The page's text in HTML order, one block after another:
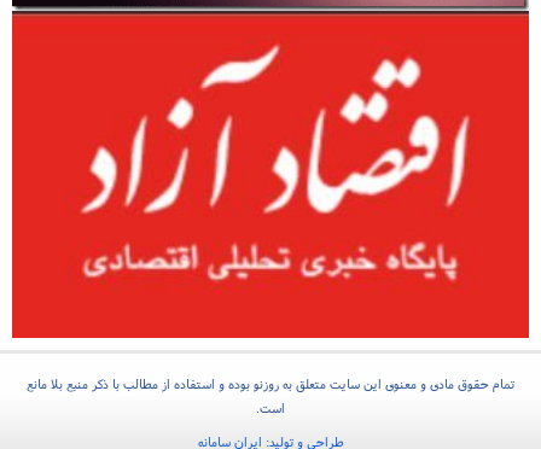
تمام حقوق مادی و معنوی این سایت متعلق به روزنو بوده و استفاده از مطالب با ذکر منبع بلا مانع
است.
طراحی و تولید: ایران سامانه